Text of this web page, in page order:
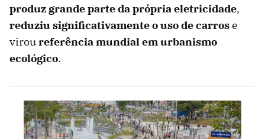
produz grande parte da própria eletricidade,
reduziu significativamente o uso de carrose
viroureferência mundial em urbanismo
ecológico.